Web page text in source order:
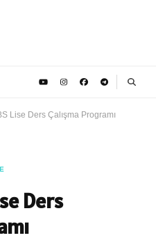
Lise Ders Çalışma Programı
Ders